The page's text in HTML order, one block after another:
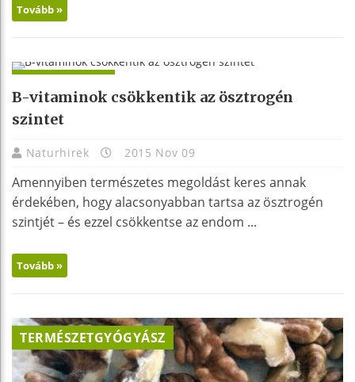
Tovább »
B-vitaminok csökkentik az ösztrogén
szintet
Naturhirek 2015 Nov 09
Amennyiben természetes megoldást keres annak
érdekében, hogy alacsonyabban tartsa az ösztrogén
szintjét – és ezzel csökkentse az endom ...
Tovább »
TERMÉSZETGYÓGYÁSZ